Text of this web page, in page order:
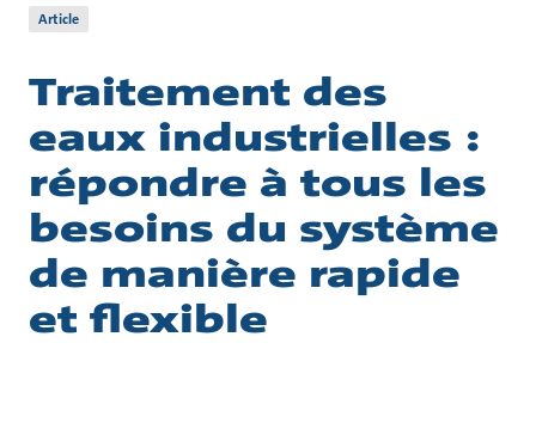
Article
Traitement des
eaux industrielles :
répondre à tous les
besoins du système
de manière rapide
et flexible